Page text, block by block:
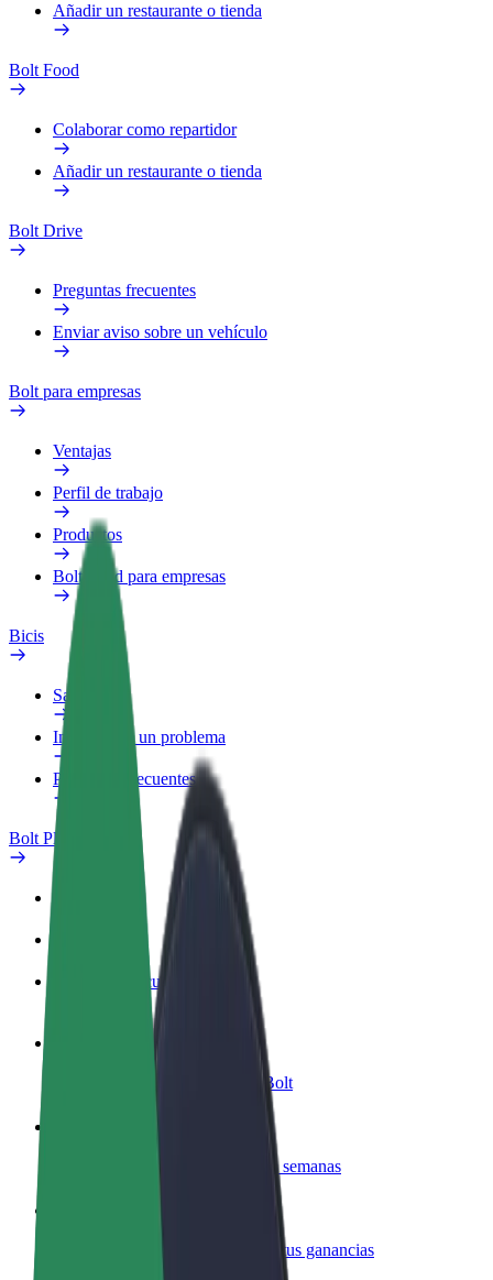
Añadir un restaurante o tienda
Bolt Food
Colaborar como repartidor
Añadir un restaurante o tienda
Bolt Drive
Preguntas frecuentes
Enviar aviso sobre un vehículo
Bolt para empresas
Ventajas
Perfil de trabajo
Productos
Bolt Food para empresas
Bicis
Safety Lab
Informar de un problema
Preguntas frecuentes
Bolt Plus
Preguntas frecuentes
Colaborar como conductor
Gana dinero colaborando con Bolt
Repartí comida y cobrá todas las semanas
Añadir un restaurante o tienda
Llegá a más clientes y maximizá tus ganancias